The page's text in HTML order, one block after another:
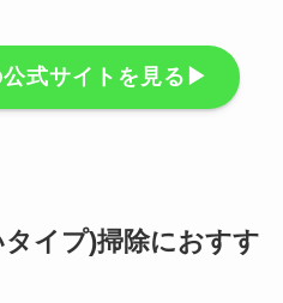
式サイトを見る▶︎
イプ)掃除におすす